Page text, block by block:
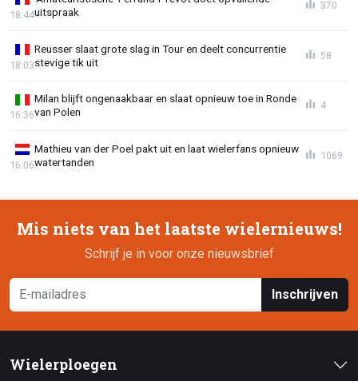
uitspraak
18:44
370
Reusser slaat grote slag in Tour en deelt concurrentie
stevige tik uit
18:03
58
Milan blijft ongenaakbaar en slaat opnieuw toe in Ronde
van Polen
16:36
4
Mathieu van der Poel pakt uit en laat wielerfans opnieuw
watertanden
16:06
1069
Mis niets van het laatste wielernieuws!
Schrijf je in voor onze nieuwsbrief
Inschrijven
Wielerploegen